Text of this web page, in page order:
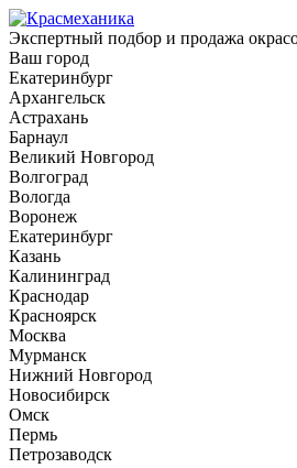
Экспертный подбор и продажа
Ваш город
Екатеринбург
Архангельск
Астрахань
Барнаул
Великий Новгород
Волгоград
Вологда
Воронеж
Екатеринбург
Казань
Калининград
Краснодар
Красноярск
Москва
Мурманск
Нижний Новгород
Новосибирск
Омск
Пермь
Петрозаводск